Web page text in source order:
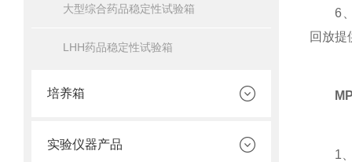
大型综合药品稳定性试验箱
LHH药品稳定性试验箱
培养箱
实验仪器产品
6、
回放提
1、